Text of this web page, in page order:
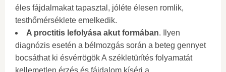
éles fájdalmakat tapasztal, jóléte élesen romlik,
testhőmérséklete emelkedik.
A proctitis lefolyása akut formában. Ilyen
diagnózis esetén a bélmozgás során a beteg gennyet
bocsáthat ki ésvérrögök A székletürítés folyamatát
kellemetlen érzés és fájdalom kíséri a